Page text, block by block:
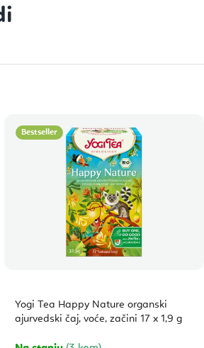
Bestseller
Yogi Tea Happy Nature organski
ajurvedski čaj, voće, začini 17 x 1,9 g